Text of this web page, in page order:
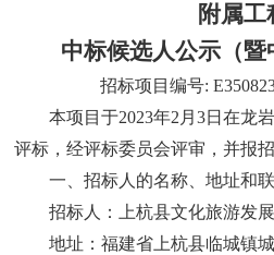
附属工
中标候选人公示（暨
招标项目编号:
本项目于2023年2月3日在龙
评标，经评标委员会评审，并报
一、招标人的名称、地址和联
招标人：上杭县文化旅游发
地址：福建省上杭县临城镇